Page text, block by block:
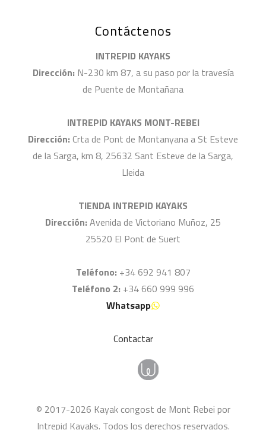
Contáctenos
INTREPID KAYAKS
Dirección: N-230 km 87, a su paso por la travesía
de Puente de Montañana
INTREPID KAYAKS MONT-REBEI
Dirección: Crta de Pont de Montanyana a St Esteve
de la Sarga, km 8, 25632 Sant Esteve de la Sarga,
Lleida
TIENDA INTREPID KAYAKS
Dirección: Avenida de Victoriano Muñoz, 25
25520 El Pont de Suert
Teléfono: +34 692 941 807
Teléfono 2: +34 660 999 996
Whatsapp
Contactar
© 2017-2026 Kayak congost de Mont Rebei por
Intrepid Kayaks. Todos los derechos reservados.